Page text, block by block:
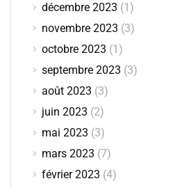
décembre 2023 (1)
novembre 2023 (3)
octobre 2023 (1)
septembre 2023 (3)
août 2023 (3)
juin 2023 (2)
mai 2023 (3)
mars 2023 (7)
février 2023 (4)